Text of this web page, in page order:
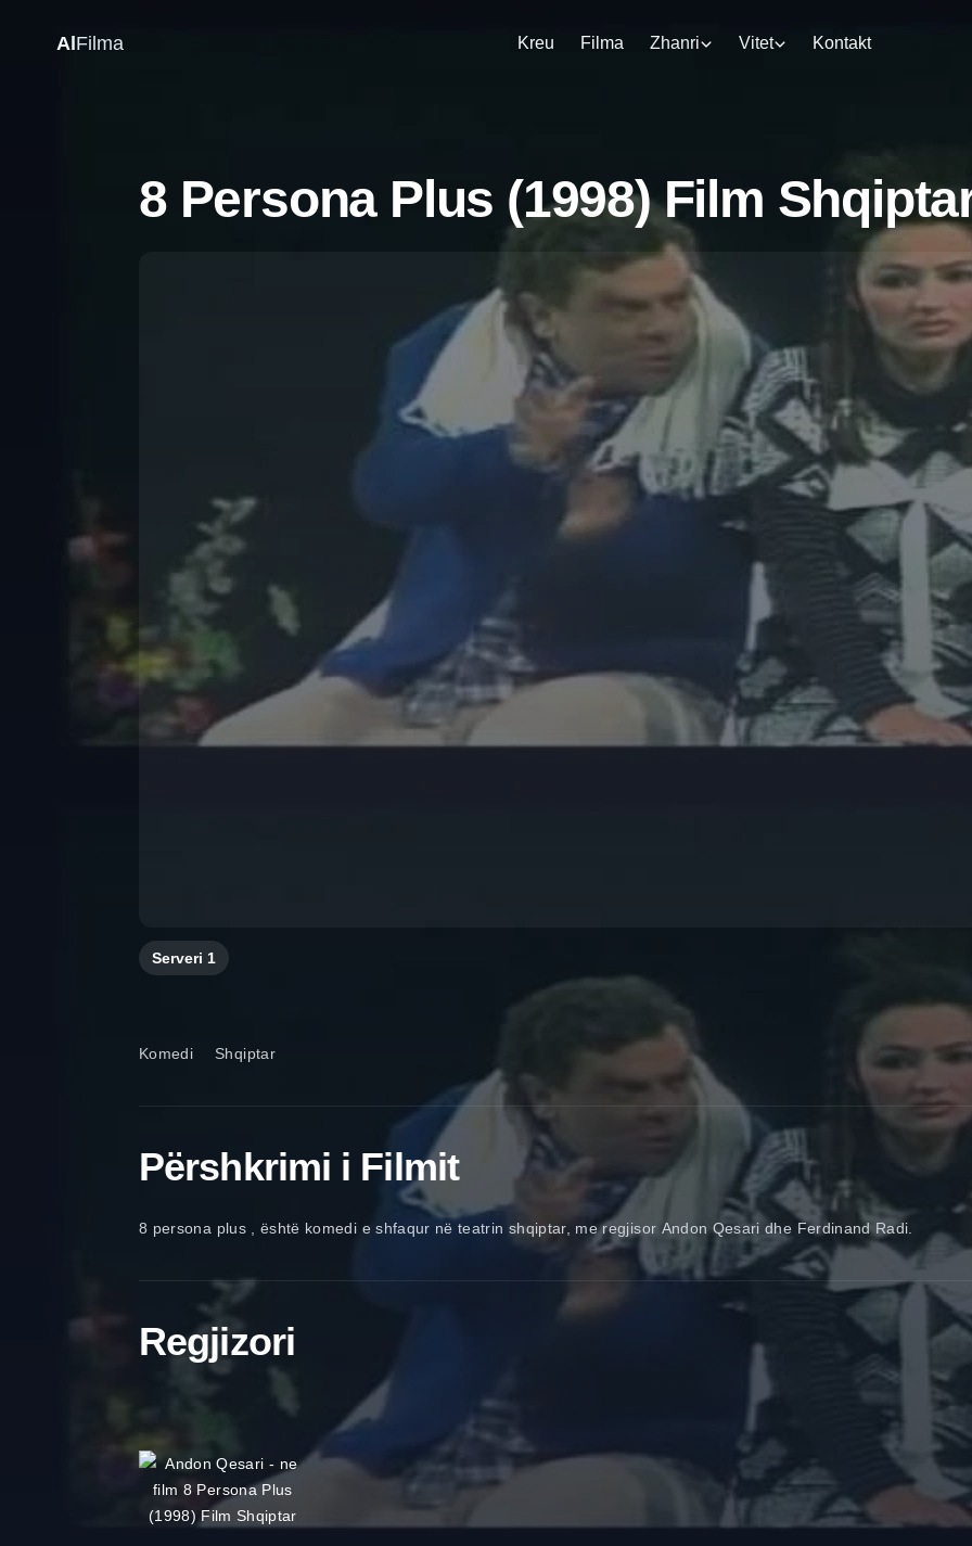
Al Filma Kreu Filma Zhanri Vitet Kontakt
8 Persona Plus (1998) Film
Serveri 1
Komedi Shqiptar
Përshkrimi i Filmit
8 persona plus , është komedi e shfaqur në teatrin shqiptar, me regjisor Andon Qesari dhe Ferdinand Radi.
Regjizori